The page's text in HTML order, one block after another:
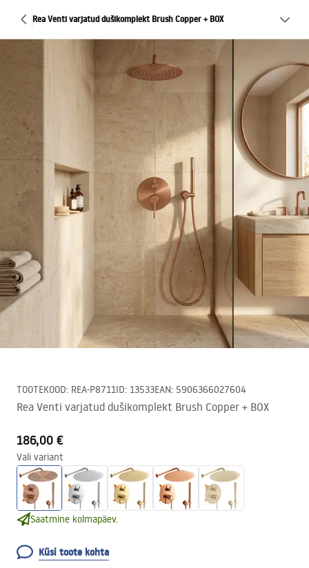
Rea Venti varjatud dušikomplekt Brush Copper + BOX
TOOTEKOOD: REA-P8711ID: 13533EAN: 5906366027604
Rea Venti varjatud dušikomplekt Brush Copper + BOX
186,00 €
Vali variant
Saatmine kolmapäev.
Küsi toote kohta